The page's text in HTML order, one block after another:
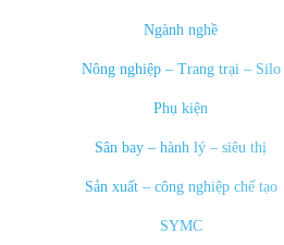
Ngành nghề
Nông nghiệp – Trang trại – Silo
Phụ kiện
Sân bay – hành lý – siêu thị
Sản xuất – công nghiệp chế tạo
SYMC